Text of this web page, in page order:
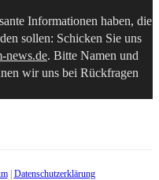
Informationen haben, die
sollen: Schicken Sie uns
news.de. Bitte Namen und
wir uns bei Rückfragen
| Datenschutzerklärung